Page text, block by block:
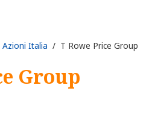
Azioni Italia / T Rowe Price Group
Group